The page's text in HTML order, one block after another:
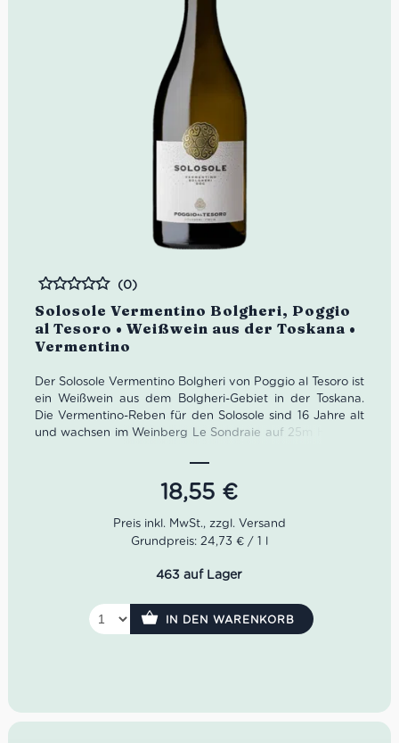
Solosole Vermentino Bolgheri, Poggio
al Tesoro • Weißwein aus der Toskana •
Vermentino
Bewertet
(0)
Der Solosole Vermentino Bolgheri von Poggio al Tesoro ist
ein Weißwein aus dem Bolgheri-Gebiet in der Toskana.
Die Vermentino-Reben für den Solosole sind 16 Jahre alt
und wachsen im Weinberg Le Sondraie auf 25m Höhe im
Hand geerntet und nach sorgfältiger Auswahl und
sanfter Pressung in Edelstahltanks ohne malolaktische
Gärung vergoren. Der Wein reift dann eine Zeit lang in
den Tanks auf Feinhefe, gefolgt von einem Monat in der
Flasche, bevor er auf den Markt gebracht wird.
Eigenschaften vom Solosole Vermentino Bolgheri:
Hellgold mit grünem Schimmer
Geruch:Feuerstein, Aprikosen, Mirabellen, Orangen
und Quitte
Geschmack:Saftig, mineralisch, würzig,
18,55 €
Grundpreis: 24,73 € / 1 l
463 auf Lager
IN DEN WARENKORB